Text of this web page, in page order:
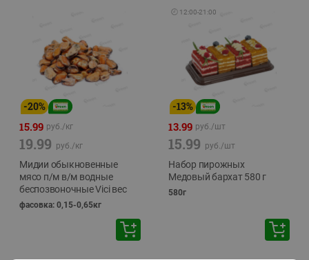
-20%
15.99 руб./кг
19.99 руб./кг
Мидии обыкновенные
мясо п/м в/м водные
беспозвоночные Vici вес
фасовка: 0,15-0,65кг
🕘 12:00-21:00
-13%
13.99 руб./шт
15.99 руб./шт
Набор пирожных
Медовый бархат 580 г
580г